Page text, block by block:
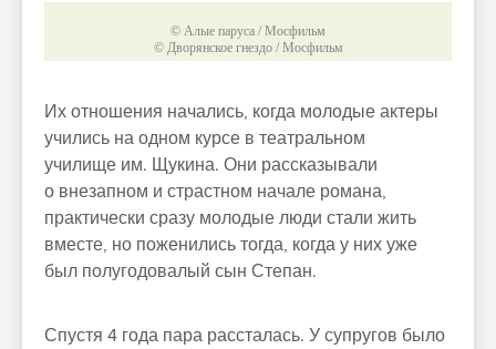
© Алые паруса / Мосфильм
© Дворянское гнездо / Мосфильм
Их отношения начались, когда молодые актеры
учились на одном курсе в театральном
училище им. Щукина. Они рассказывали
о внезапном и страстном начале романа,
практически сразу молодые люди стали жить
вместе, но поженились тогда, когда у них уже
был полугодовалый сын Степан.
Спустя 4 года пара рассталась. У супругов было